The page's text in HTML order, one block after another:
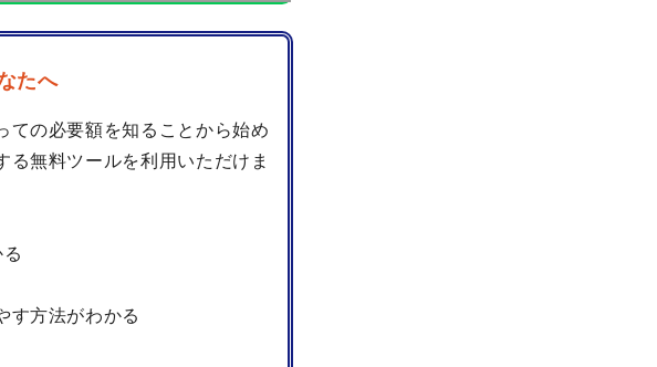
たへ
ての必要額を知ることから始め
る無料ツールを利用いただけま
す方法がわかる